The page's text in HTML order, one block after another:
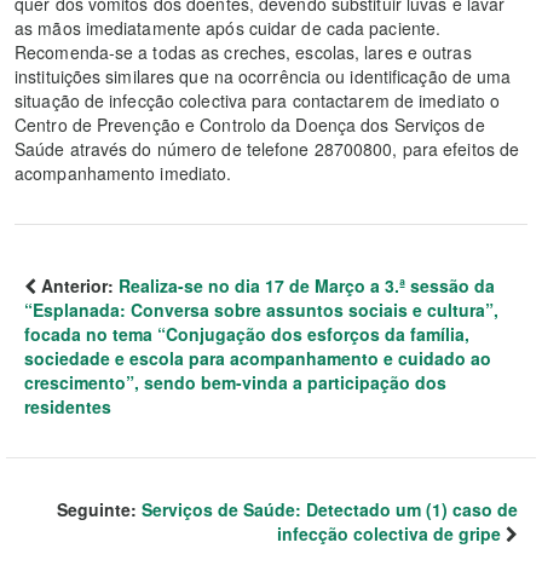
as mãos imediatamente após cuidar de cada paciente.
Recomenda-se a todas as creches, escolas, lares e outras
instituições similares que na ocorrência ou identificação de uma
situação de infecção colectiva para contactarem de imediato o
Centro de Prevenção e Controlo da Doença dos Serviços de
Saúde através do número de telefone 28700800, para efeitos de
acompanhamento imediato.
Anterior: Realiza-se no dia 17 de Março a 3.ª sessão da
“Esplanada: Conversa sobre assuntos sociais e cultura”,
focada no tema “Conjugação dos esforços da família,
sociedade e escola para acompanhamento e cuidado ao
crescimento”, sendo bem-vinda a participação dos
residentes
Seguinte: Serviços de Saúde: Detectado um (1) caso de
infecção colectiva de gripe